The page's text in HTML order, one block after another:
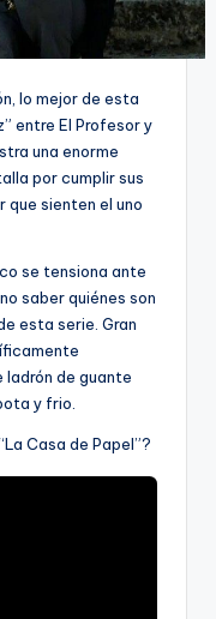
lo mejor de esta
entre El Profesor y
una enorme
por cumplir sus
que sienten el uno
se tensiona ante
saber quiénes son
esta serie. Gran
ladrón de guante
y frio.
Casa de Papel”?